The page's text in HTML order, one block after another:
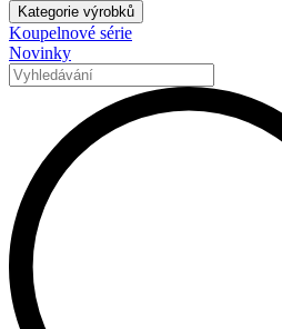
Kategorie výrobků
Koupelnové série
Novinky